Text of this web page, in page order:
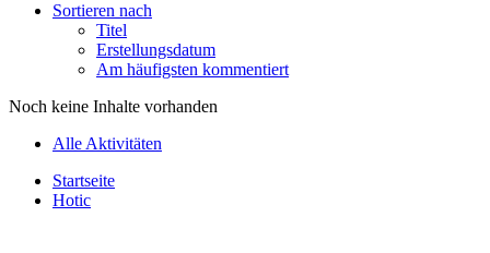
Sortieren nach
Titel
Erstellungsdatum
Am häufigsten kommentiert
Noch keine Inhalte vorhanden
Alle Aktivitäten
Startseite
Hotic